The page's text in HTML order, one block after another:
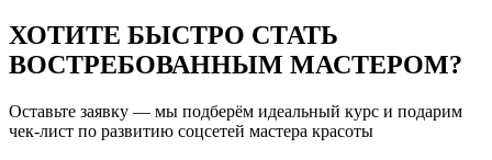
ХОТИТЕ БЫСТРО СТАТЬ
ВОСТРЕБОВАННЫМ МАСТЕРОМ?
Оставьте заявку — мы подберём идеальный курс и подарим
чек-лист по развитию соцсетей мастера красоты